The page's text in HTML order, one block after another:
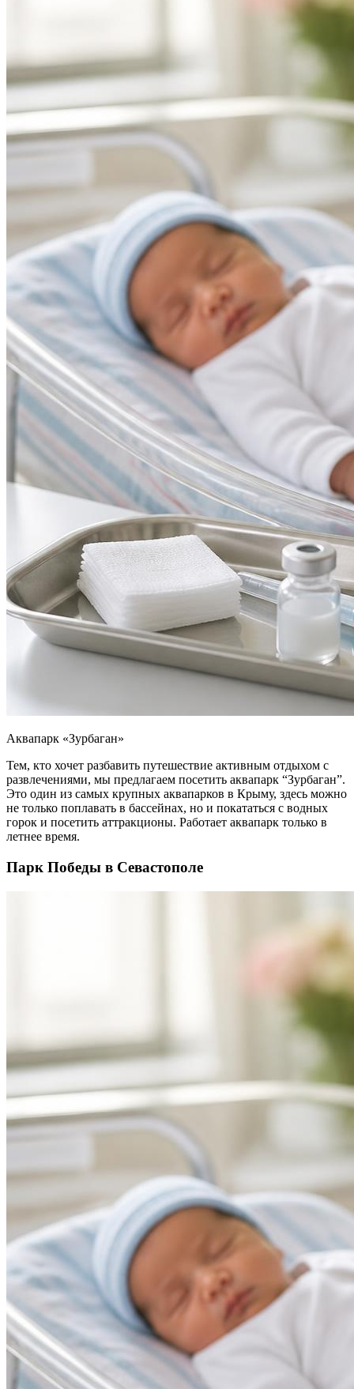
Аквапарк «Зурбаган»
Тем, кто хочет разбавить путешествие активным отдыхом с
развлечениями, мы предлагаем посетить аквапарк “Зурбаган”.
Это один из самых крупных аквапарков в Крыму, здесь можно
не только поплавать в бассейнах, но и покататься с водных
горок и посетить аттракционы. Работает аквапарк только в
летнее время.
Парк Победы в Севастополе